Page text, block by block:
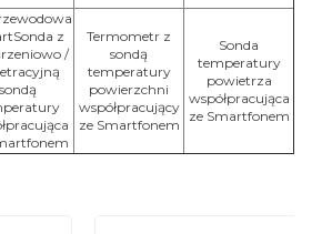
z
/
sondą
Termometr z
sondą
temperatury
powierzchni
współpracujący
ze Smartfonem
Sonda
temperatury
powietrza
współpracująca
ze Smartfonem